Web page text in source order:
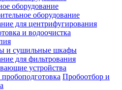
оборудование
оборудование
для центрифугирования
и водоочистка
и сушильные шкафы
для фильтрования
устройства
Пробоотбор и